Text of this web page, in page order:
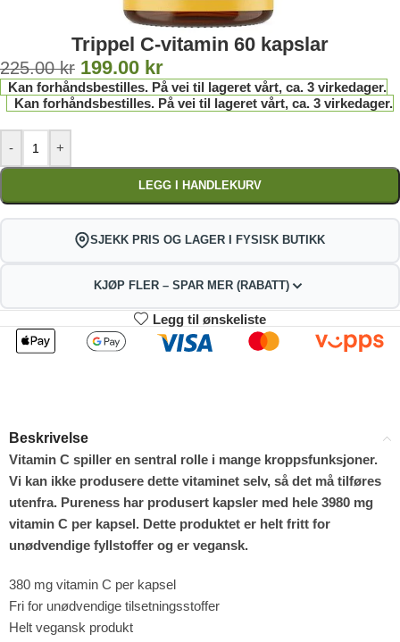
Trippel C-vitamin 60 kapslar
225.00kr 199.00 kr
Kan forhåndsbestilles. På vei til lageret vårt, ca. 3 virkedager.
Kan forhåndsbestilles. På vei til lageret vårt, ca. 3 virkedager.
- +
LEGG I HANDLEKURV
SJEKK PRIS OG LAGER I FYSISK BUTIKK
KJØP FLER – SPAR MER (RABATT)
2
197.01
kr
3-4
195.02
4%
Legg til ønskeliste
Beskrivelse
Vitamin C spiller en sentral rolle i mange kroppsfunksjoner.
Vi kan ikke produsere dette vitaminet selv, så det må tilføres
utenfra. Pureness har produsert kapsler med hele 3980 mg
vitamin C per kapsel. Dette produktet er helt fritt for
unødvendige fyllstoffer og er vegansk.
380 mg vitamin C per kapsel
Fri for unødvendige tilsetningsstoffer
Helt vegansk produkt